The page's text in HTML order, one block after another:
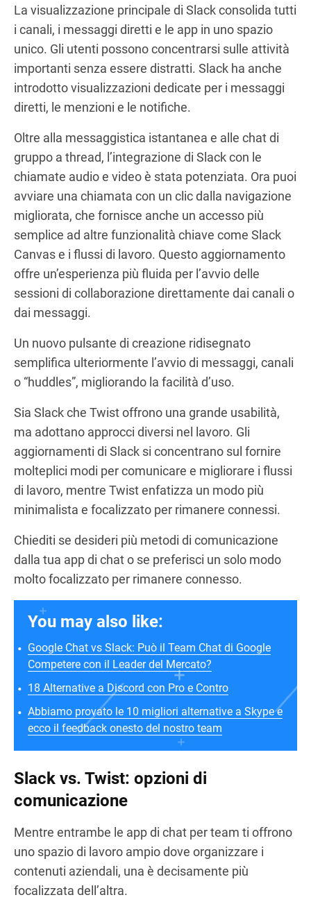
La visualizzazione principale di Slack consolida tutti
i canali, i messaggi diretti e le app in uno spazio
unico. Gli utenti possono concentrarsi sulle attività
importanti senza essere distratti. Slack ha anche
introdotto visualizzazioni dedicate per i messaggi
diretti, le menzioni e le notifiche.
Oltre alla messaggistica istantanea e alle chat di
gruppo a thread, l’integrazione di Slack con le
chiamate audio e video è stata potenziata. Ora puoi
avviare una chiamata con un clic dalla navigazione
migliorata, che fornisce anche un accesso più
semplice ad altre funzionalità chiave come Slack
Canvas e i flussi di lavoro. Questo aggiornamento
offre un’esperienza più fluida per l’avvio delle
sessioni di collaborazione direttamente dai canali o
dai messaggi.
Un nuovo pulsante di creazione ridisegnato
semplifica ulteriormente l’avvio di messaggi, canali
o “huddles”, migliorando la facilità d’uso.
Sia Slack che Twist offrono una grande usabilità,
ma adottano approcci diversi nel lavoro. Gli
aggiornamenti di Slack si concentrano sul fornire
molteplici modi per comunicare e migliorare i flussi
di lavoro, mentre Twist enfatizza un modo più
minimalista e focalizzato per rimanere connessi.
Chiediti se desideri più metodi di comunicazione
dalla tua app di chat o se preferisci un solo modo
molto focalizzato per rimanere connesso.
You may also like:
Google Chat vs Slack: Può il Team Chat di Google
Competere con il Leader del Mercato?
18 Alternative a Discord con Pro e Contro
Abbiamo provato le 10 migliori alternative a Skype e
ecco il feedback onesto del nostro team
Slack vs. Twist: opzioni di
comunicazione
Mentre entrambe le app di chat per team ti offrono
uno spazio di lavoro ampio dove organizzare i
contenuti aziendali, una è decisamente più
focalizzata dell’altra.